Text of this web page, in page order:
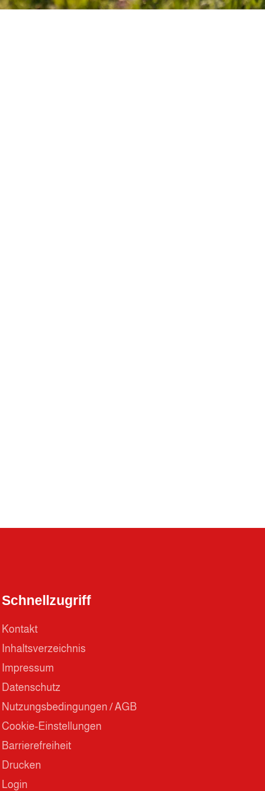
Schnellzugriff
Kontakt
Inhaltsverzeichnis
Impressum
Datenschutz
Nutzungsbedingungen / AGB
Cookie-Einstellungen
Barrierefreiheit
Drucken
Login